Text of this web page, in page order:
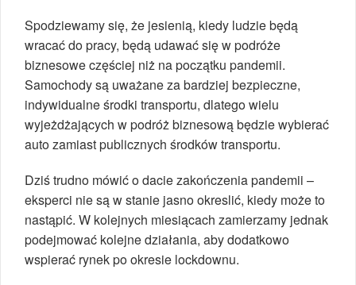
Spodziewamy się, że jesienią, kiedy ludzie będą
wracać do pracy, będą udawać się w podróże
biznesowe częściej niż na początku pandemii.
Samochody są uważane za bardziej bezpieczne,
indywidualne środki transportu, dlatego wielu
wyjeżdżających w podróż biznesową będzie wybierać
auto zamiast publicznych środków transportu.
Dziś trudno mówić o dacie zakończenia pandemii –
eksperci nie są w stanie jasno okreslić, kiedy może to
nastąpić. W kolejnych miesiącach zamierzamy jednak
podejmować kolejne działania, aby dodatkowo
wspierać rynek po okresie lockdownu.